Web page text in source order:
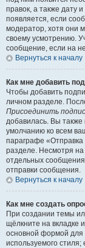
правок, а также дату
появляется, если
модератор, хотя они
своему усмотрению.
сообщение, если на
Вернуться к началу
Как мне добавить
Чтобы добавить
личном разделе.
Присоединить
добавилась. Вы
умолчанию ко всем
параграфе
разделе. Несмотря
отдельных
отправки сообщения.
Вернуться к началу
Как мне создать
При создании темы
щёлкните на вкладке
основной формой для
используемого